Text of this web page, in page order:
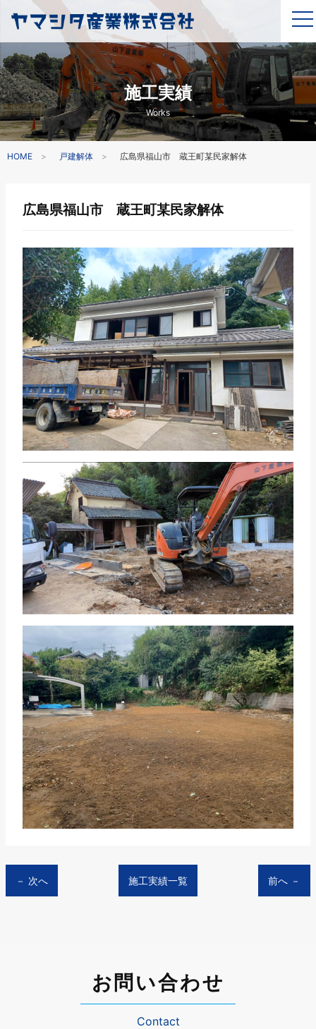
施工実績
Works
HOME 戸建解体 広島県福山市 蔵王町某民家解体
広島県福山市 蔵王町某民家解体
前へ －
施工実績一覧
－ 次へ
お問い合わせ
Contact